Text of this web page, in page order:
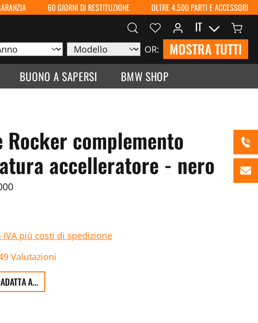
60 GIORNI DI RESTITUZIONE OLTRE 4.500 PARTI E ACCESSORI
OR: MOSTRA TUTTI
IT
BUONO A SAPERSI BMW SHOP
complemento
accelleratore - nero
IVA più costi di spedizione
Valutazioni
A...